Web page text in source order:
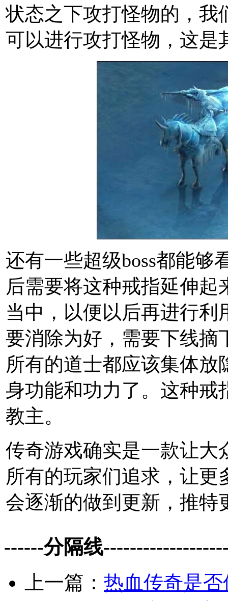
状态之下攻打怪物的，我
可以进行攻打怪物，这是
还有一些超级boss都能够
后需要将这种戒指延伸
当中，以便以后再进行
要消除为好，需要下线摘
所有的道士都应该集体
身功能和功力了。这种戒
教主。
传奇游戏确实是一款让大
所有的玩家们追求，让
会逐渐的做到更新，推特
------分隔线
上一篇： 热血传奇是